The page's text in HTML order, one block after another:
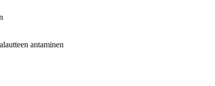
antaminen